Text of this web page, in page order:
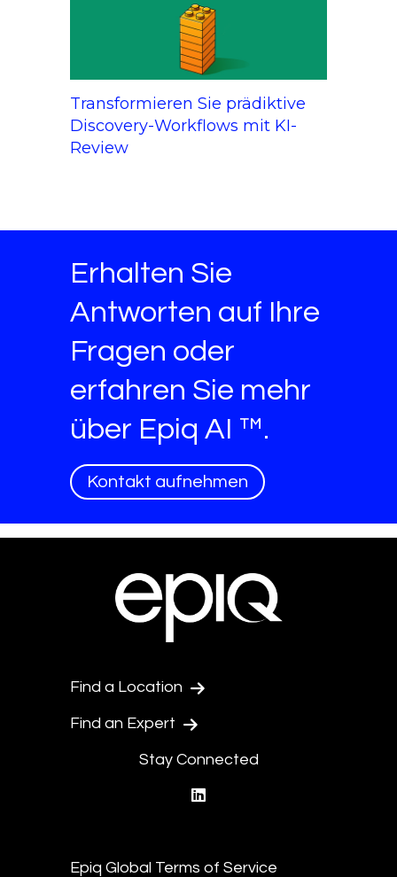
Transformieren Sie prädiktive
Discovery-Workflows mit KI-
Review
Erhalten Sie
Antworten auf Ihre
Fragen oder
erfahren Sie mehr
über Epiq AI ™.
Kontakt aufnehmen
Find a Location
Find an Expert
Stay Connected
Epiq Global Terms of Service